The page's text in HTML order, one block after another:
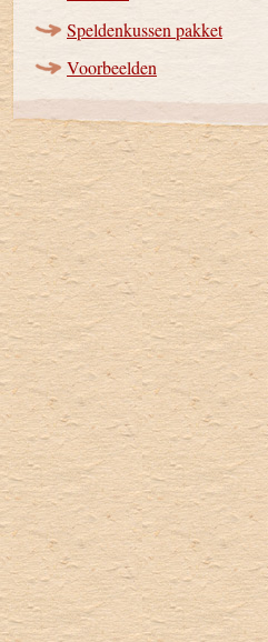
Speldenkussen pakket
Voorbeelden